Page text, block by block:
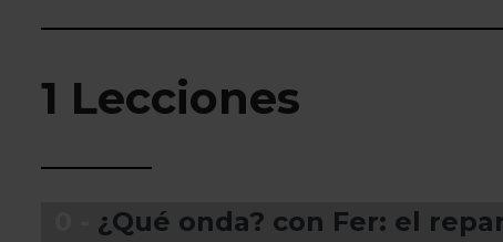
1 Lecciones
¿Qué onda? con Fer: el